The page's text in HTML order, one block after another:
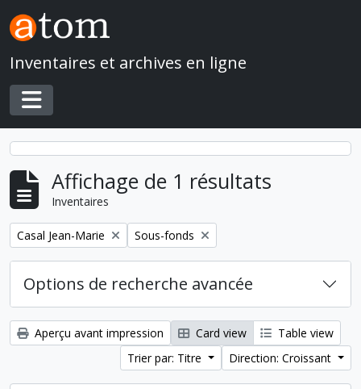
Skip to main content
Inventaires et archives en ligne
Toggle navigation
Affichage de 1 résultats
Inventaires
Remove filter:
Casal Jean-Marie Remove filter:
Sous-fonds
Options de recherche avancée
Aperçu avant impression Card view
Table view
Trier par: Titre
Direction: Croissant